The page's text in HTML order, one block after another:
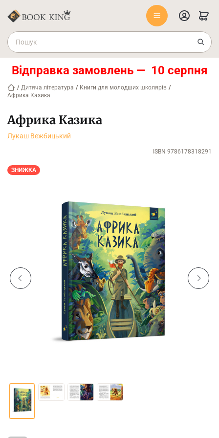
Відправка замовлень — 10 серпня
/ Дитяча література / Книги для молодших школярів /
Африка Казика
Африка Казика
Лукаш Вежбицький
ISBN 9786178318291
ЗНИЖКА